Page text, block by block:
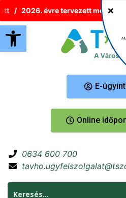
Eszköztár
2026. évre tervezett melegvíz-
E-
Online
0634 600 700